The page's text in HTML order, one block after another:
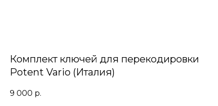
Комплект ключей для перекодировки
Potent Vario (Италия)
9 000 р.